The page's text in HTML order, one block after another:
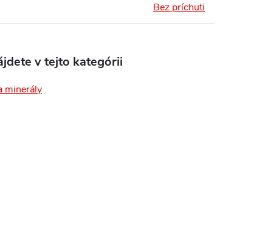
Bez príchuti
v tejto kategórii
minerály